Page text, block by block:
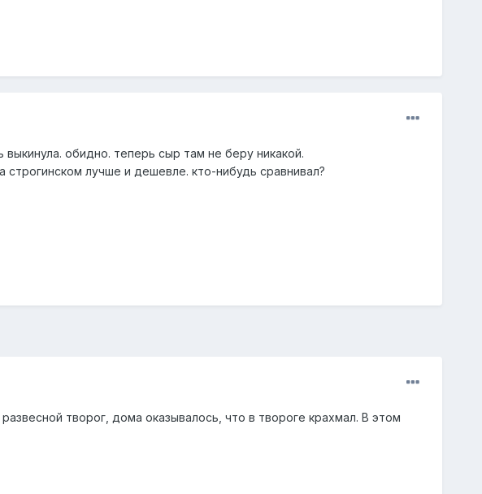
обидно. теперь сыр там не беру никакой.
лучше и дешевле. кто-нибудь сравнивал?
творог, дома оказывалось, что в твороге крахмал. В этом